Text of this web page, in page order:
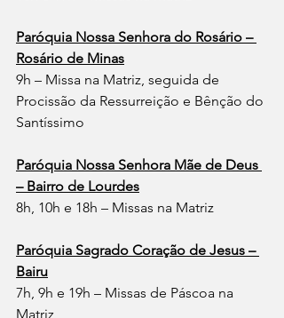
Paróquia Nossa Senhora do Rosário –
Rosário de Minas
9h – Missa na Matriz, seguida de
Procissão da Ressurreição e Bênção do
Santíssimo
Paróquia Nossa Senhora Mãe de Deus
– Bairro de Lourdes
8h, 10h e 18h – Missas na Matriz
Paróquia Sagrado Coração de Jesus –
Bairu
7h, 9h e 19h – Missas de Páscoa na
Matriz